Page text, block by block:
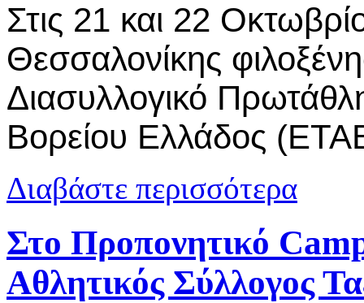
Στις 21 και 22
Θεσσαλονίκης
Διασυλλογικό
Βορείου Ελλάδος
Διαβάστε περισσότερα
Στο Προπονητικό
Αθλητικός Σύλλογος